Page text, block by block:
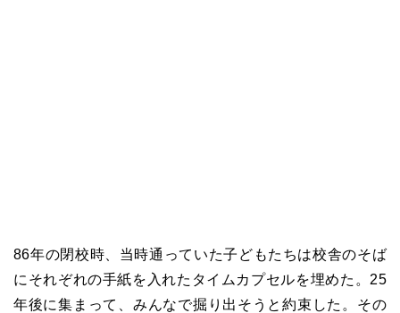
86年の閉校時、当時通っていた子どもたちは校舎のそば
にそれぞれの手紙を入れたタイムカプセルを埋めた。25
年後に集まって、みんなで掘り出そうと約束した。その